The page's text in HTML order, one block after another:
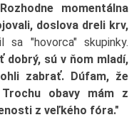
momentálna
doslova dreli krv,
sa "hovorca" skupinky.
dobrý, sú v ňom mladí,
zabrať. Dúfam, že
obavy mám z
z veľkého fóra."